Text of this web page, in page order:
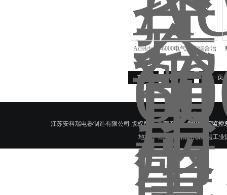
Acrelcloud-6000电气火灾综合治
理实施方案延安市推广通知
首页 上一页 下一页
江苏安科瑞电器制造有限公司 版权所有 主营产品：漏电火灾监控
地址： 江苏江阴南闸镇东盟工业